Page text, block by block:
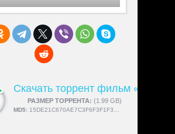
Скачать торрент фильм
РАЗМЕР ТОРРЕНТА: (1.99 GB)
СКАЧАЛИ:4189
MD5: 15DE21C670AE7C3F6F3F1F37029303C9